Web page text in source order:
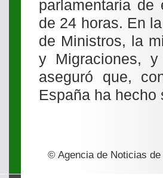
parlamentaria
de 24 horas. En
de Ministros, la
y Migraciones,
aseguró que,
España ha hecho
© Agencia de Noticias